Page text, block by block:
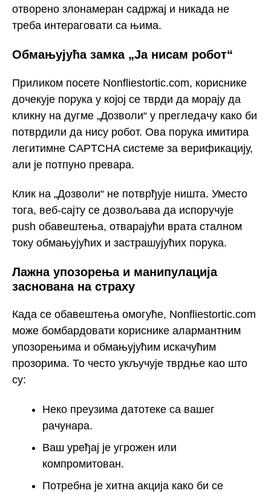
отворено злонамеран садржај и никада не
треба интераговати са њима.
Обмањујућа замка „Ја нисам робот“
Приликом посете Nonfliestortic.com, кориснике
дочекује порука у којој се тврди да морају да
кликну на дугме „Дозволи“ у прегледачу како би
потврдили да нису робот. Ова порука имитира
легитимне CAPTCHA системе за верификацију,
али је потпуно превара.
Клик на „Дозволи“ не потврђује ништа. Уместо
тога, веб-сајту се дозвољава да испоручује
push обавештења, отварајући врата сталном
току обмањујућих и застрашујућих порука.
Лажна упозорења и манипулација
заснована на страху
Када се обавештења омогуће, Nonfliestortic.com
може бомбардовати кориснике алармантним
упозорењима и обмањујућим искачућим
прозорима. То често укључује тврдње као што
су:
Неко преузима датотеке са вашег
рачунара.
Ваш уређај је угрожен или
компромитован.
Потребна је хитна акција како би се